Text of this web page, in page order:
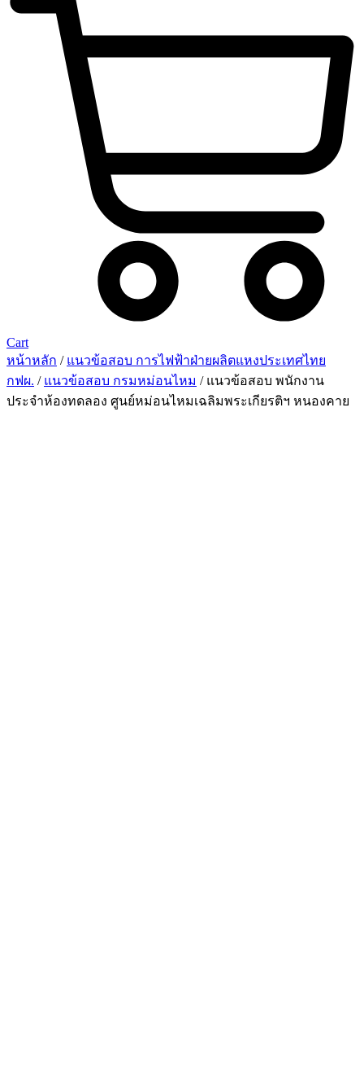
Cart
หน้าหลัก / แนวข้อสอบ การไฟฟ้าฝ่ายผลิตแหงประเทศไทย
กฟผ. / แนวข้อสอบ กรมหม่อนไหม / แนวข้อสอบ พนักงาน
ประจำห้องทดลอง ศูนย์หม่อนไหมเฉลิมพระเกียรติฯ หนองคาย